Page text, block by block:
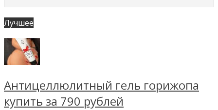
Лучшее
Антицеллюлитный гель горижопа
купить за 790 рублей